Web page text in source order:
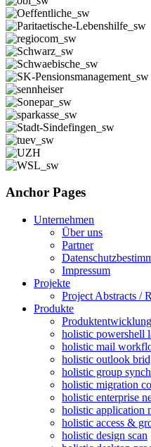
Anchor Pages
Unternehmen
Über uns
Partner
Impressum
Projekte
Project Abstracts /
Produkte
Produktentwicklung
holistic powershell
holistic mail
holistic outlook
holistic group
holistic migration
holistic enterprise
holistic application
holistic access &
holistic design scan